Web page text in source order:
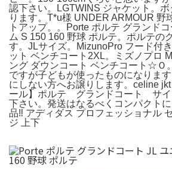
認下さい。LGTWINS ジャケット。
ります。T*u様 UNDER ARMOUR
トアップ。。Porte ポルテ グランド
ム S 150 160 野球 ポルテ。ポルテの
す。JLサイズ。MizunoPro フード付
ット ベンチコート2XL。ミズノプロ
ング ダウンコート ベンチコート☆Ｏ
ですが子どもが使ったものになりま
にしない方へお譲りします。celine
ール】ポルテ グランドコート サイ
下さい。発送はなるべくコンパクト
品‼️ アディダス プロフェッショナル
ジ 上下